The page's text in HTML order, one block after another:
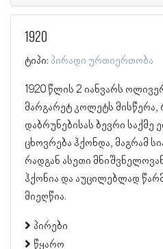
1920
ტიპი: პირადი ურთიერთობა
1920 წლის 2 იანვარს
მარგარეტ კოლეტს
დაბრუნებისას ბევრი
ცხოვრება ჰქონდა, მაგრამ
რადგან ასეთი
ჰქონია და აუცილებლად
მიეღწია.
პირები
წყარო